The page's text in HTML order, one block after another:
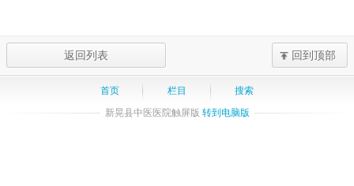
返回列表 回到顶部
首页 栏目
搜索
新晃县中医医院触屏版 转到电脑版